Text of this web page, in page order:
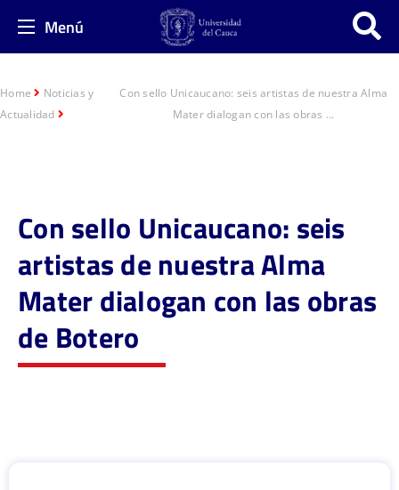
Menú
Home
Noticias y
Actualidad
Con sello Unicaucano: seis artistas de nuestra Alma
Mater dialogan con las obras ...
Con sello Unicaucano: seis
artistas de nuestra Alma
Mater dialogan con las obras
de Botero